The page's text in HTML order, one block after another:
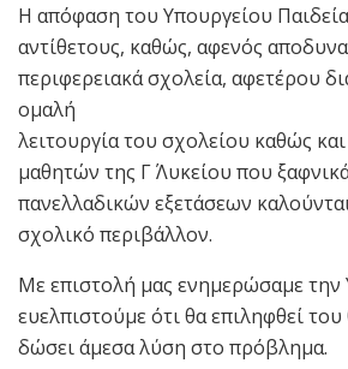
Η απόφαση του Υπουργείου
αντίθετους, καθώς, αφενός
περιφερειακά σχολεία, αφετέρου
ομαλή
λειτουργία του σχολείου καθώς
μαθητών της Γ΄ Λυκείου που
πανελλαδικών εξετάσεων
σχολικό περιβάλλον.
Με επιστολή μας ενημερώσαμε την
ευελπιστούμε ότι θα επιληφθεί
δώσει άμεσα λύση στο πρόβλημα.